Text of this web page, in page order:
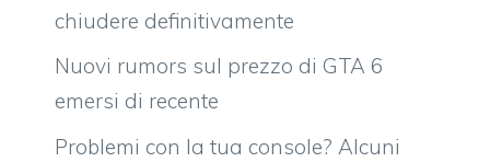
chiudere definitivamente
Nuovi rumors sul prezzo di GTA 6
emersi di recente
Problemi con la tua console? Alcuni